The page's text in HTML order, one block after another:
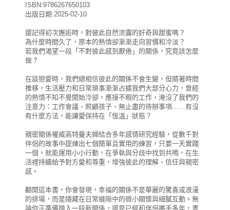
ISBN:9786267650103
出版日期:2025-02-10
還記得初次邂逅時，對彼此自然流露的好奇與甜蜜嗎？
為什麼時間久了，原本的熱情卻漸漸走向習慣和冷淡？
若我們渴望一段「不對彼此感到厭倦」的關係，究竟該怎麼
做？
在談戀愛時，我們總相信彼此的關係不會生變，但隨著時間
推移，生活壓力和日常瑣事漸漸占據我們大部分心力，曾經
的熱情不知不覺開始冷卻，應接不暇的工作，淹沒了我們的
注意力：工作會議、照顧孩子、無止盡的待辦事項……有沒
有什麼方法，能讓愛保持在「恆溫」狀態？
親密關係權威高特曼夫婦結合多年感情研究經驗，從數千對
伴侶的故事中提煉出七個簡單且實用的練習，只要一天實踐
一個，就能運用小小行動，在爭執與分歧中找到共鳴，在生
活裡持續給予對方愛和尊重，增強彼此的理解、信任與親密
感。
翻開這本書，你會發現，幸福的關係不是華麗的驚喜或浪漫
的排場，而是隱藏在日常縫隙中的微小關懷與細膩互動。無
論你正準備踏入一段新關係，還是已經和伴侶攜手多年，書